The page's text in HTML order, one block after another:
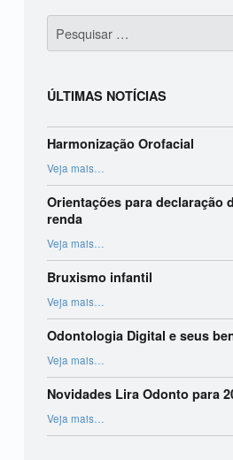
Pesquisar por:
ÚLTIMAS NOTÍCIAS
Harmonização Orofacial
Veja mais…
Orientações para declaração
renda
Veja mais“Orientações para declaração do imposto de renda”
…
Bruxismo infantil
Veja mais…
Odontologia Digital e seus
Veja mais…
Novidades Lira Odonto para
Veja mais…